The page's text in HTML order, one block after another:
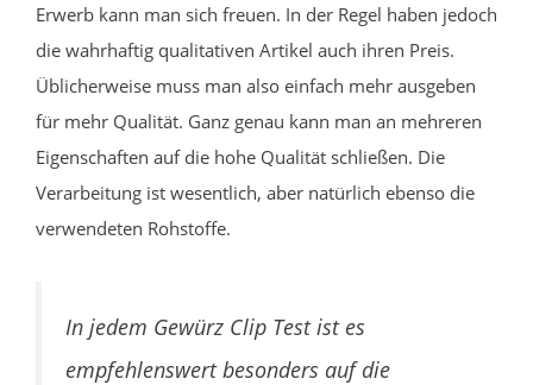
Erwerb kann man sich freuen. In der Regel haben jedoch
die wahrhaftig qualitativen Artikel auch ihren Preis.
Üblicherweise muss man also einfach mehr ausgeben
für mehr Qualität. Ganz genau kann man an mehreren
Eigenschaften auf die hohe Qualität schließen. Die
Verarbeitung ist wesentlich, aber natürlich ebenso die
verwendeten Rohstoffe.
In jedem Gewürz Clip Test ist es
empfehlenswert besonders auf die